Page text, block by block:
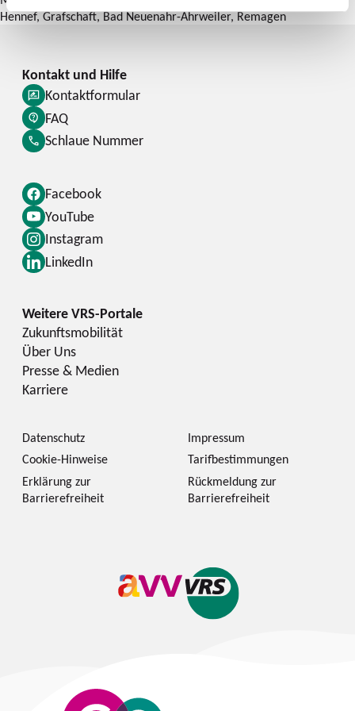
Hennef, Grafschaft, Bad Neuenahr-Ahrweiler, Remagen
Facebook
YouTube
Instagram
LinkedIn
Kontaktformular
FAQ
Schlaue Nummer
Zukunftsmobilität
Über Uns
Presse & Medien
Karriere
Datenschutz
Impressum
Cookie-Hinweise
Tarifbestimmungen
Erklärung zur
Barrierefreiheit
Rückmeldung zur
Barrierefreiheit